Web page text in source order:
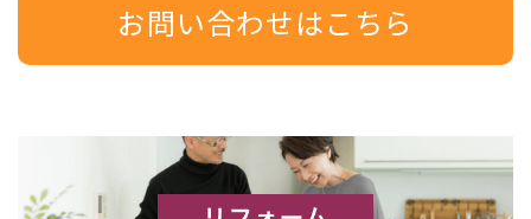
お問い合わせはこちら